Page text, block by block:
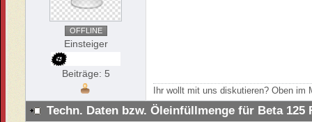
OFFLINE
Einsteiger
Beiträge: 5
Ihr wollt mit uns diskutieren? Oben
Techn. Daten bzw. Öleinfüllmenge für Beta 125